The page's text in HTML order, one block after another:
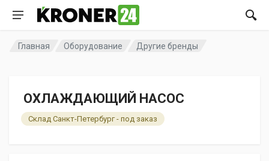
Главная Оборудование Другие бренды
ОХЛАЖДАЮЩИЙ НАСОС
Склад Санкт-Петербург - под заказ